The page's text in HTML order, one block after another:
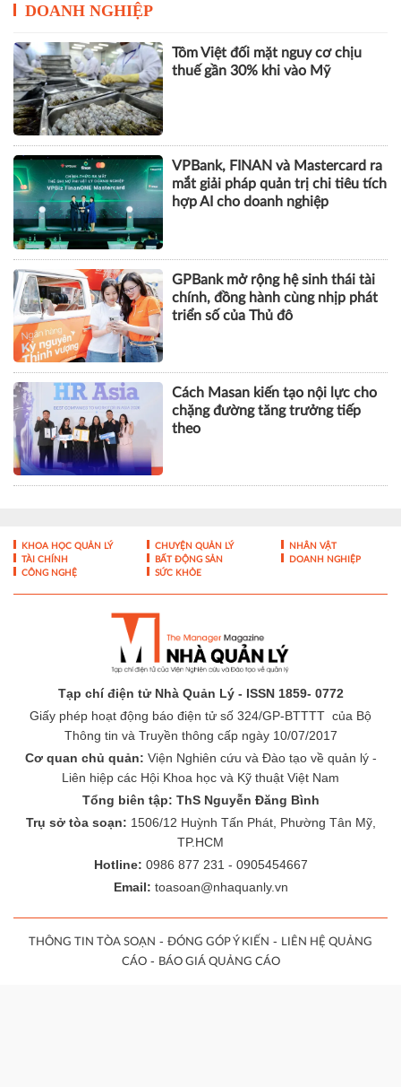
DOANH NGHIỆP
Tôm Việt đối mặt nguy cơ chịu
thuế gần 30% khi vào Mỹ
VPBank, FINAN và Mastercard ra
mắt giải pháp quản trị chi tiêu tích
hợp AI cho doanh nghiệp
GPBank mở rộng hệ sinh thái tài
chính, đồng hành cùng nhịp phát
triển số của Thủ đô
Cách Masan kiến tạo nội lực cho
chặng đường tăng trưởng tiếp
theo
KHOA HỌC QUẢN LÝ CHUYỆN QUẢN LÝ
NHÂN VẬT
TÀI CHÍNH
BẤT ĐỘNG SẢN
DOANH NGHIỆP
CÔNG NGHỆ
SỨC KHỎE
Tạp chí điện tử Nhà Quản Lý - ISSN 1859- 0772
Giấy phép hoạt động báo điện tử số 324/GP-BTTTT của Bộ
Thông tin và Truyền thông cấp ngày 10/07/2017
Cơ quan chủ quản: Viện Nghiên cứu và Đào tạo về quản lý -
Liên hiệp các Hội Khoa học và Kỹ thuật Việt Nam
Tổng biên tập: ThS Nguyễn Đăng Bình
Trụ sở tòa soạn: 1506/12 Huỳnh Tấn Phát, Phường Tân Mỹ,
TP.HCM
Hotline: 0986 877 231 - 0905454667
Email: toasoan@nhaquanly.vn
THÔNG TIN TÒA SOẠN - ĐÓNG GÓP Ý KIẾN - LIÊN HỆ QUẢNG
CÁO- BÁO GIÁ QUẢNG CÁO